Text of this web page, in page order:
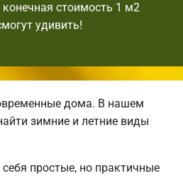
конечная стоимость 1 м2
удивить!
дома. В нашем
зимние и летние виды
простые, но практичные